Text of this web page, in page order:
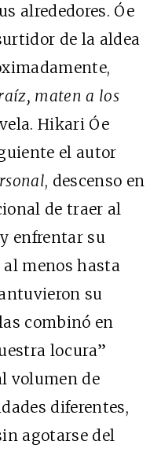
alrededores. Óe
de la aldea
maten a los
Hikari Óe
el autor
, descenso en
de traer al
enfrentar su
menos hasta
su
combinó en
locura”
volumen de
diferentes,
agotarse del